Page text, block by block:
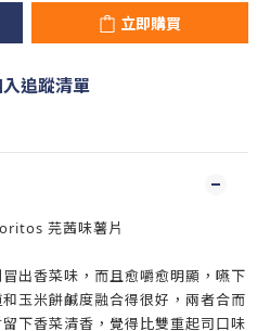
立即購買
入追蹤清單
芫茜味薯片
出香菜味，而且愈嚼愈明顯，嚥下
玉米餅鹹度融合得很好，兩者合而
下香菜清香，覺得比雙重起司口味